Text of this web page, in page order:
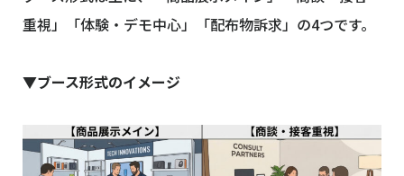
重視」「体験・デモ中心」「配布物訴求」の4つです。
▼ブース形式のイメージ